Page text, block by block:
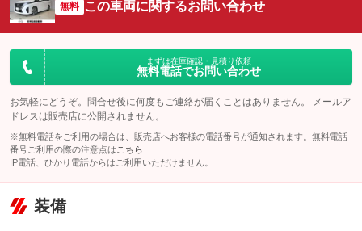
無料 この車両に関するお問い合わせ
まずは在庫確認・見積り依頼
無料電話でお問い合わせ
お気軽にどうぞ。問合せ後に何度もご連絡が届くことはありません。 メールア
ドレスは販売店に公開されません。
※無料電話をご利用の場合は、販売店へお客様の電話番号が通知されます。無料電話
番号ご利用の際の注意点は こちら
IP電話、ひかり電話からはご利用いただけません。
装備